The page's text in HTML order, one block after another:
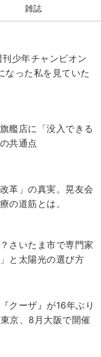
雑誌
少年チャンピオン
なった私を見ていた
艦店に「没入できる
共通点
革」の真実。晃友会
の道筋とは。
さいたま市で専門家
と太陽光の選び方
クーザ』が16年ぶり
京、8月大阪で開催